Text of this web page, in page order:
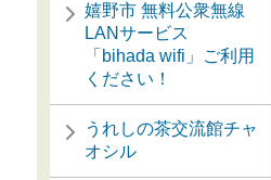
嬉野市 無料公衆無線
LANサービス
「bihada wifi」ご利用
ください！
うれしの茶交流館チャ
オシル